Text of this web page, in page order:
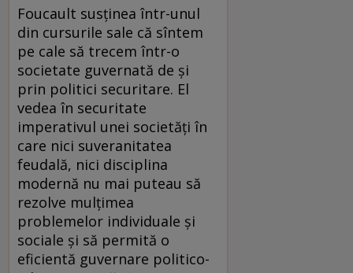
Foucault susţinea într-unul
din cursurile sale că sîntem
pe cale să trecem într-o
societate guvernată de şi
prin politici securitare. El
vedea în securitate
imperativul unei societăţi în
care nici suveranitatea
feudală, nici disciplina
modernă nu mai puteau să
rezolve mulţimea
problemelor individuale şi
sociale şi să permită o
eficientă guvernare politico-